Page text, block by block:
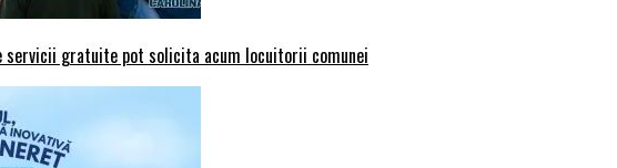
servicii gratuite pot solicita acum locuitorii comunei